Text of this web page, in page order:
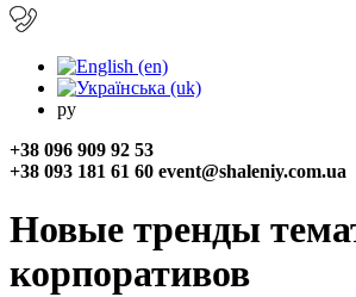
ру
+38 096 909 92 53
+38 093 181 61 60 event@shaleniy.com.ua
Новые тренды
корпоративов